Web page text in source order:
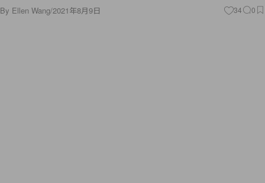
By Ellen Wang/2021年8月9日 34 0